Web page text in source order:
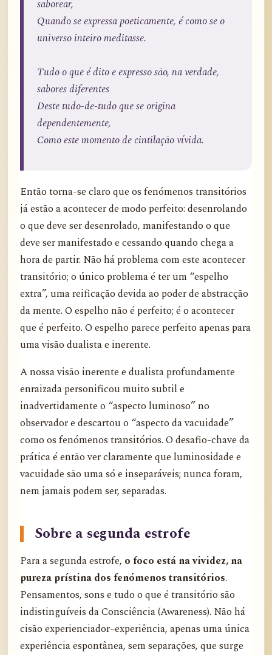
saborear,
Quando se expressa poeticamente, é como se o
universo inteiro meditasse.
Tudo o que é dito e expresso são, na verdade,
sabores diferentes
Deste tudo-de-tudo que se origina
dependentemente,
Como este momento de cintilação vívida.
Então torna-se claro que os fenómenos transitórios
já estão a acontecer de modo perfeito: desenrolando
o que deve ser desenrolado, manifestando o que
deve ser manifestado e cessando quando chega a
hora de partir. Não há problema com este acontecer
transitório; o único problema é ter um “espelho
extra”, uma reificação devida ao poder de abstracção
da mente. O espelho não é perfeito; é o acontecer
que é perfeito. O espelho parece perfeito apenas para
uma visão dualista e inerente.
A nossa visão inerente e dualista profundamente
enraizada personificou muito subtil e
inadvertidamente o “aspecto luminoso” no
observador e descartou o “aspecto da vacuidade”
como os fenómenos transitórios. O desafio-chave da
prática é então ver claramente que luminosidade e
vacuidade são uma só e inseparáveis; nunca foram,
nem jamais podem ser, separadas.
Sobre a segunda estrofe
Para a segunda estrofe, o foco está na vividez, na
pureza prístina dos fenómenos transitórios.
Pensamentos, sons e tudo o que é transitório são
indistinguíveis da Consciência (Awareness). Não há
cisão experienciador–experiência, apenas uma única
experiência espontânea, sem separações, que surge